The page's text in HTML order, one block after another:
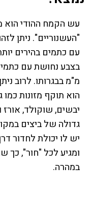
עש הקמח ההודי
"העשנוריים". ניתן
עם כתמים בהירים
מ"מ בבגרותו. לרוב
הוא תוקף מזונות כמו
יבשים, שוקולד,
גדולה של ביצים
יש לו יכולת לחדור
ומגיע לכל "חור", כך
במהרה.